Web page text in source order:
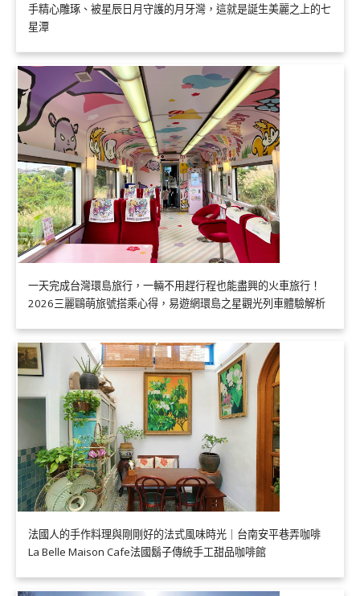
手精心雕琢、被星辰日月守護的月牙灣，這就是誕生美麗之上的七
星潭
一天完成台灣環島旅行，一輛不用趕行程也能盡興的火車旅行！
2026三麗鷗萌旅號搭乘心得，易遊網環島之星觀光列車體驗解析
法國人的手作料理與剛剛好的法式風味時光｜台南安平巷弄咖啡
La Belle Maison Cafe法國鬍子傳統手工甜品咖啡館